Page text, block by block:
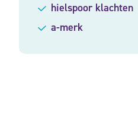
hielspoor klachten
a-merk